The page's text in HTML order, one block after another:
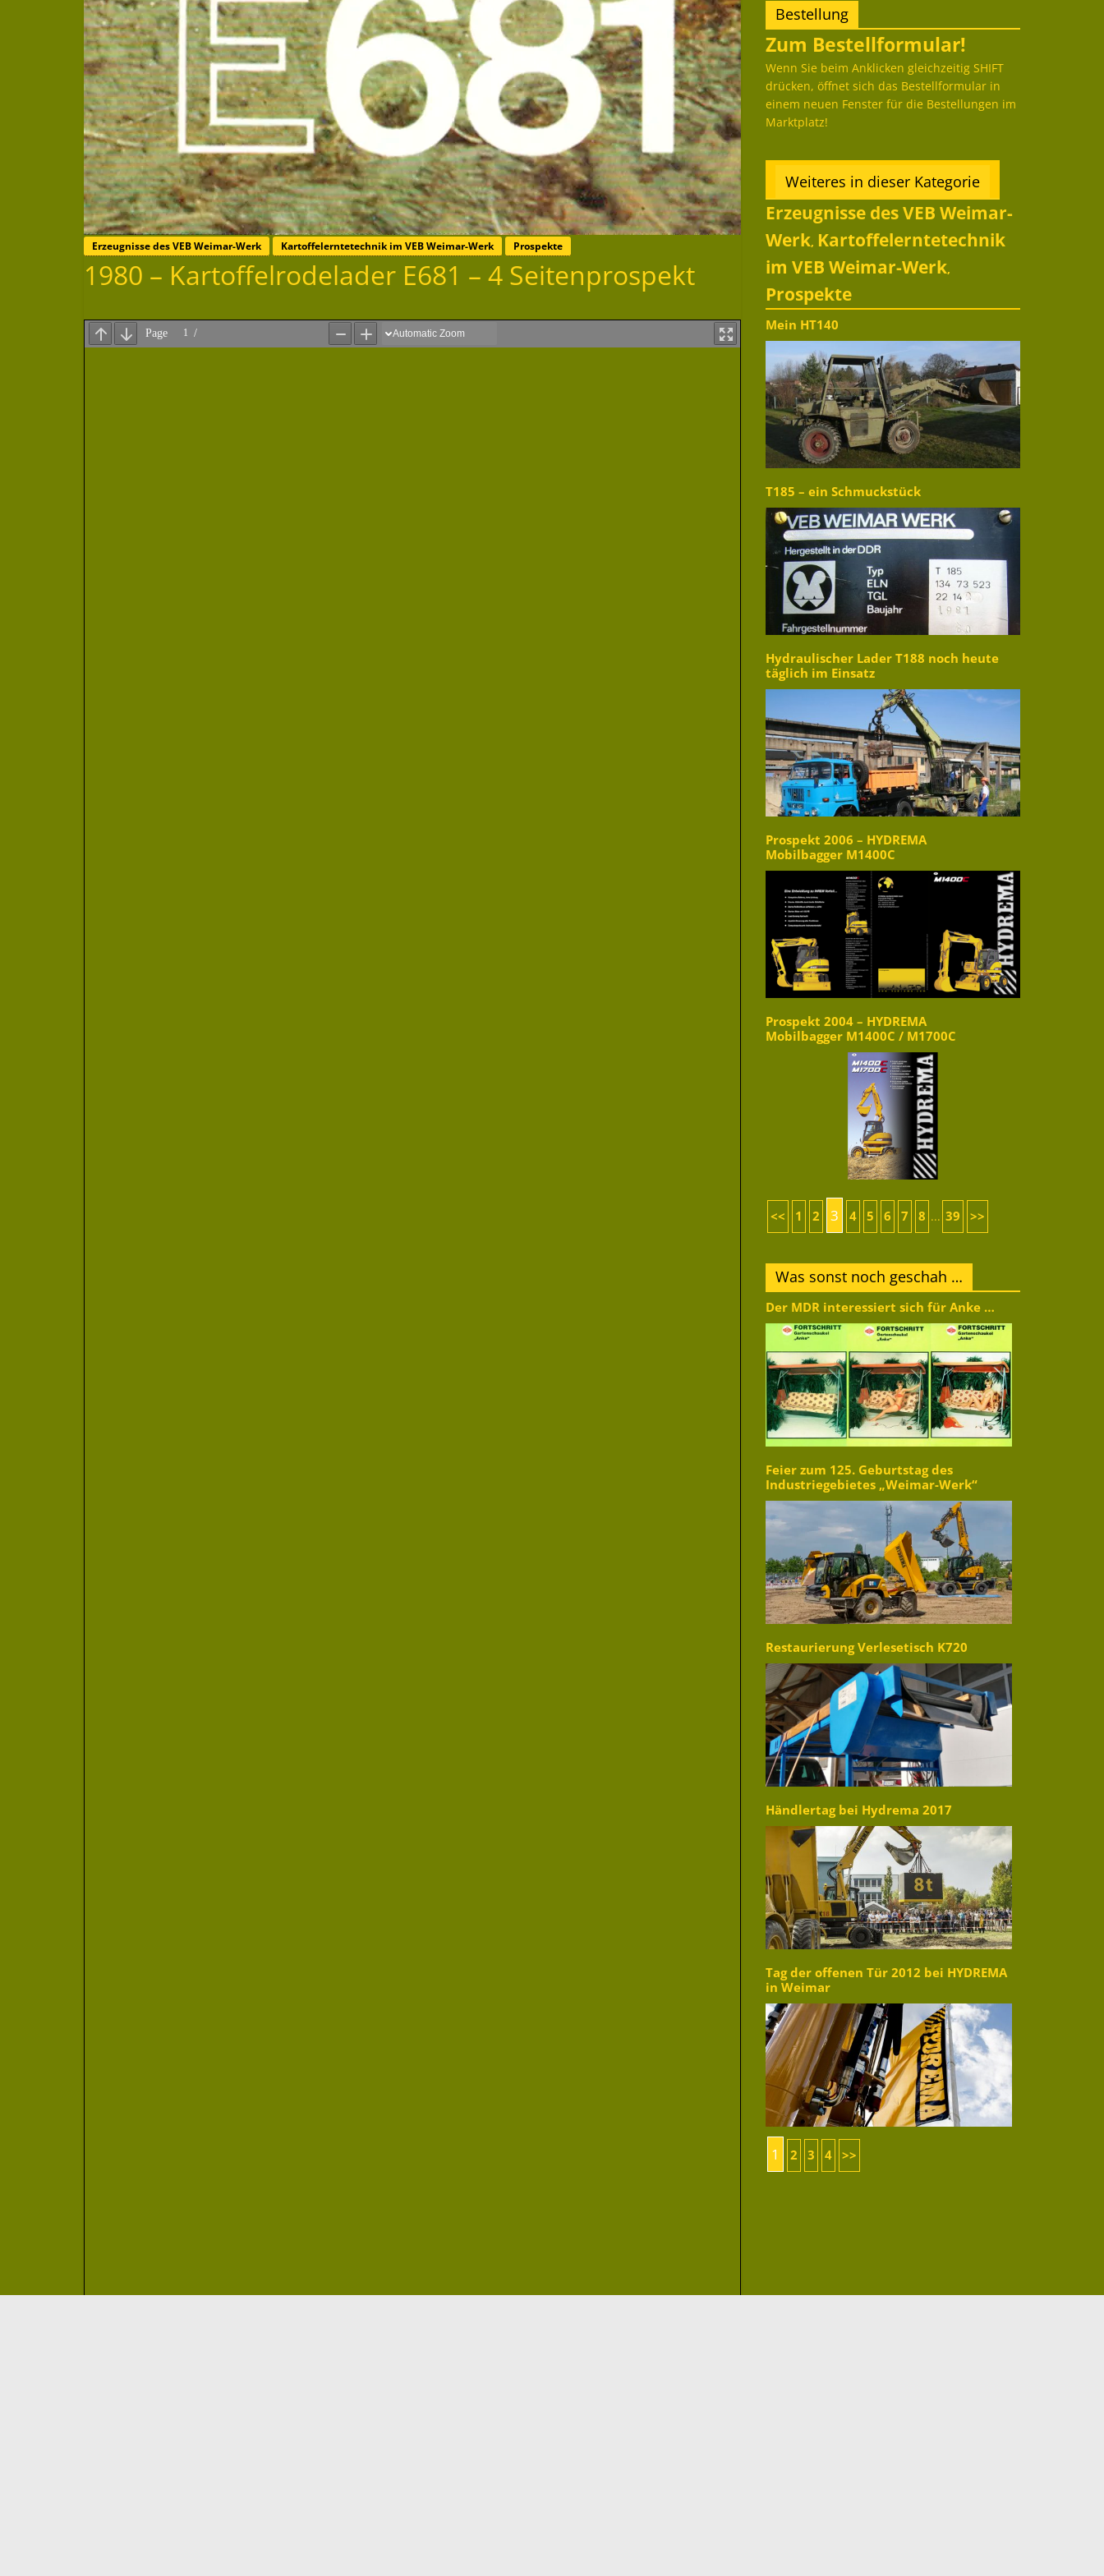
Erzeugnisse des VEB Weimar-Werk Kartoffelerntetechnik im VEB Weimar-Werk Prospekte
1980 – Kartoffelrodelader E681 – 4 Seitenprospekt
Bestellung
Zum Bestellformular!
Wenn Sie beim Anklicken gleichzeitig SHIFT
drücken, öffnet sich das Bestellformular in
einem neuen Fenster für die Bestellungen im
Marktplatz!
Weiteres in dieser Kategorie
Erzeugnisse des VEB Weimar-
Werk, Kartoffelerntetechnik
im VEB Weimar-Werk,
Prospekte
Mein HT140
T185 – ein Schmuckstück
Hydraulischer Lader T188 noch heute
täglich im Einsatz
Prospekt 2006 – HYDREMA
Mobilbagger M1400C
Prospekt 2004 – HYDREMA
Mobilbagger M1400C / M1700C
<< 1 2 3 4 5 6 7 8 ... 39 >>
Was sonst noch geschah …
Der MDR interessiert sich für Anke …
Feier zum 125. Geburtstag des
Industriegebietes „Weimar-Werk“
Restaurierung Verlesetisch K720
Händlertag bei Hydrema 2017
Tag der offenen Tür 2012 bei HYDREMA
in Weimar
1 2 3 4 >>